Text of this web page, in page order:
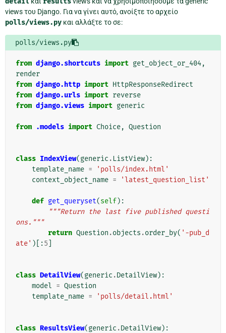
views του Django. Για να γίνει αυτό, ανοίξτε το αρχείο
polls/views.py και αλλάξτε το σε:
polls/views.py
from django.shortcuts import get_object_or_404,
render
from django.http import HttpResponseRedirect
from django.urls import reverse
from django.views import generic
from .models import Choice, Question
class IndexView(generic . ListView):
template_name =
'polls/index.html'
context_object_name = 'latest_question_list'
def get_queryset(self):
"""Return the last five published questi
ons."""
return Question .objects .order_by( '-pub_d
ate' )[:5
class DetailView(generic .DetailView):
model = Question
template_name = 'polls/detail.html'
class ResultsView(generic .DetailView):